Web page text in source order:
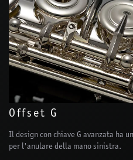
Offset G
Il design con chiave G avanzata ha
per l'anulare della mano sinistra.